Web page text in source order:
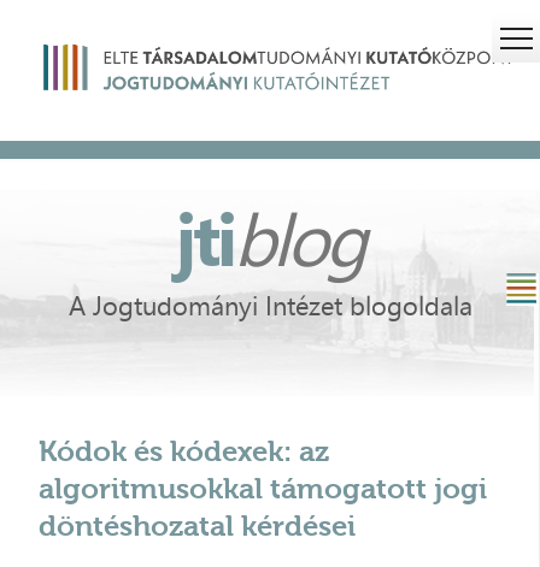
jtiblog
A Jogtudományi Intézet blogoldala
Kódok és kódexek: az
algoritmusokkal támogatott jogi
döntéshozatal kérdései